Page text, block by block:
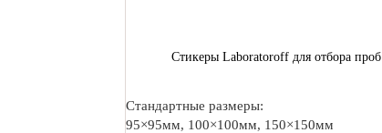
Стикеры Laboratoroff для отбора проб
Cтандартные размеры:
95×95мм, 100×100мм, 150×150мм